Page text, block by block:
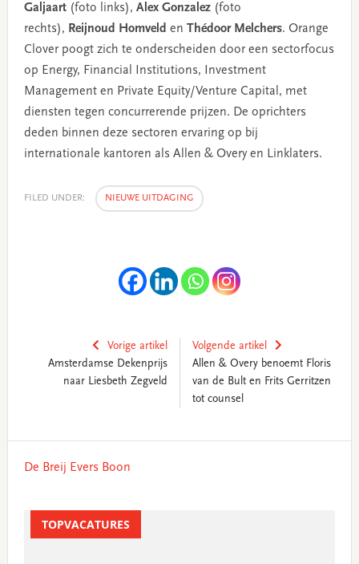
Galjaart(foto links), Alex Gonzalez(foto
rechts), Reijnoud Homveld en Thédoor Melchers. Orange
Clover poogt zich te onderscheiden door een sectorfocus
op Energy, Financial Institutions, Investment
Management en Private Equity/Venture Capital, met
diensten tegen concurrerende prijzen. De oprichters
deden binnen deze sectoren ervaring op bij
internationale kantoren als Allen & Overy en Linklaters.
FILED UNDER: NIEUWE UITDAGING
Vorige artikel
Amsterdamse Dekenprijs
naar Liesbeth Zegveld
Volgende artikel
Allen & Overy benoemt Floris
van de Bult en Frits Gerritzen
tot counsel
Sidebar
De Breij Evers Boon
TOPVACATURES